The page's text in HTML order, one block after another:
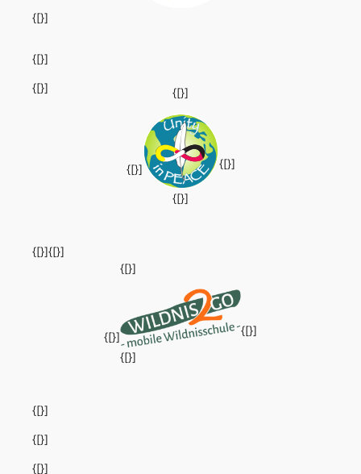
{[}]
{[}]
{[}]
{[}]
{[}]
{[}]
{[}]
{[}]
{[}]
{[}]
{[}]
{[}]
{[}]
{[}]
{[}]
{[}]